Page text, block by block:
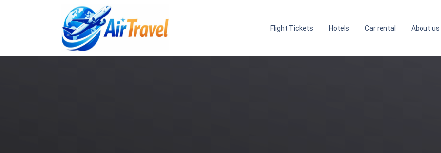
Flight Tickets Hotels Car rental About us